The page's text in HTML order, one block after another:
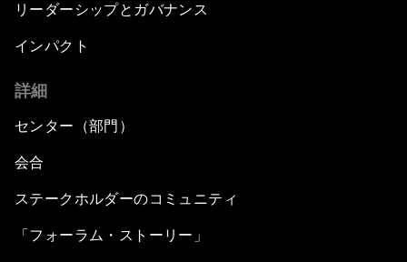
リーダーシップとガバナンス
インパクト
詳細
センター（部門）
会合
ステークホルダーのコミュニティ
「フォーラム・ストーリー」